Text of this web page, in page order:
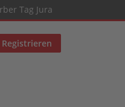
Tag Jura
Registrieren